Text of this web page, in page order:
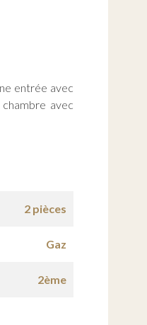
entrée avec
avec
2 pièces
Gaz
2ème